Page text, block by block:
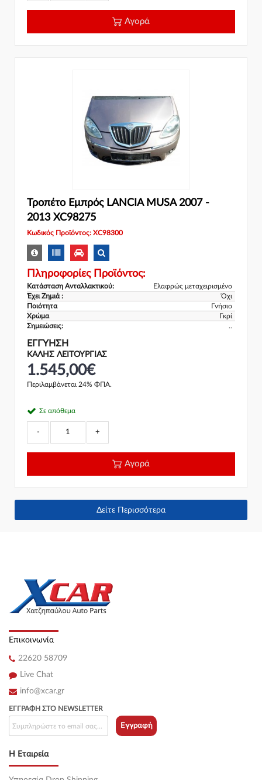
Αγορά
Τροπέτο Εμπρός LANCIA MUSA 2007 -
2013 XC98275
Κωδικός Προϊόντος: XC98300
Πληροφορίες Προϊόντος:
Κατάσταση Ανταλλακτικού:
Ελαφρώς μεταχειρισμένο
Έχει Ζημιά :
Όχι
Ποιότητα
Γνήσιο
Χρώμα
Γκρί
Σημειώσεις:
..
ΕΓΓΎΗΣΗ
ΚΑΛΗΣ ΛΕΙΤΟΥΡΓΙΑΣ
1.545,00€
Περιλαμβάνεται 24% ΦΠΑ.
Σε απόθεμα
- +
Αγορά
Δείτε Περισσότερα
Επικοινωνία
22620 58709
Live Chat
info@xcar.gr
Η Εταιρεία
ΕΓΓΡΑΦΉ ΣΤΟ NEWSLETTER
Εγγραφή